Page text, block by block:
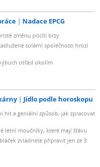
Nadace EPCG
změnu pocítí brzy
solární společnosti hrozí
otřásl okolím
Jídlo podle horoskopu
hit a geniální způsob, jak zpracovat
letní moučníky, které mají šťávu
zvládnete připravit jen ze 3